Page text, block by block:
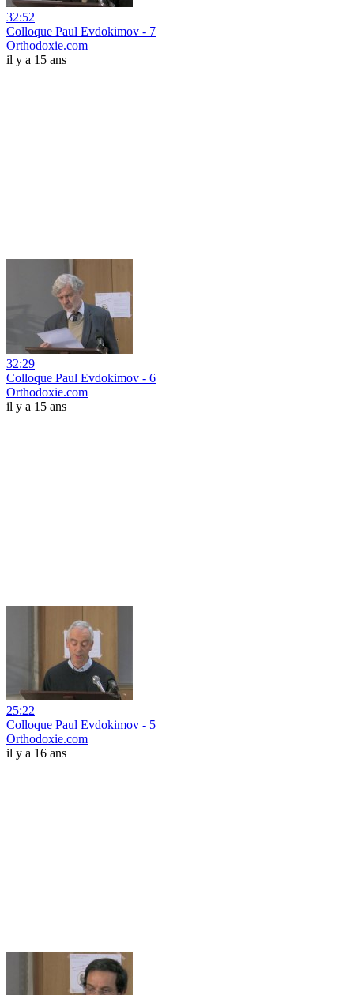
32:52
Colloque Paul Evdokimov - 7
Orthodoxie.com
il y a 15 ans
32:29
Colloque Paul Evdokimov - 6
Orthodoxie.com
il y a 15 ans
25:22
Colloque Paul Evdokimov - 5
Orthodoxie.com
il y a 16 ans